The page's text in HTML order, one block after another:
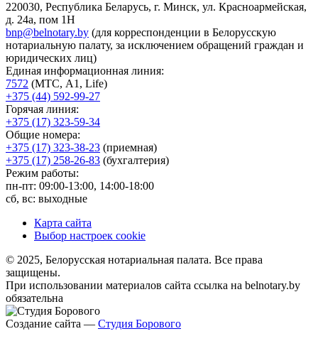
220030, Республика Беларусь, г. Минск, ул. Красноармейская,
д. 24а, пом 1Н
bnp@belnotary.by (для корреспонденции в Белорусскую
нотариальную палату, за исключением обращений граждан и
юридических лиц)
Единая информационная линия:
7572 (МТС, A1, Life)
+375 (44) 592-99-27
Горячая линия:
+375 (17) 323-59-34
Общие номера:
+375 (17) 323-38-23 (приемная)
+375 (17) 258-26-83 (бухгалтерия)
Режим работы:
пн-пт: 09:00-13:00, 14:00-18:00
сб, вс: выходные
Карта сайта
Выбор настроек cookie
© 2025, Белорусская нотариальная палата. Все права
защищены.
При использовании материалов сайта ссылка на belnotary.by
обязательна
Создание сайта — Студия Борового